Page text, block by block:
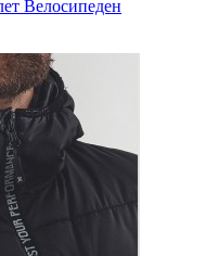
Велосипеден